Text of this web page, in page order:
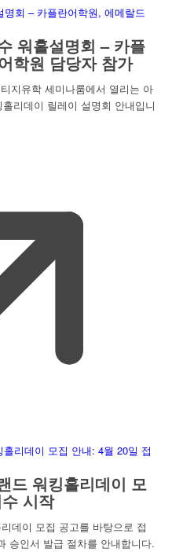
워홀설명회 – 카플
학원 담당자 참가
지유학 세미나룸에서 열리는 아
홀리데이 릴레이 설명회 안내입니
드 워킹홀리데이 모
시작
데이 모집 공고를 바탕으로 접
승인서 발급 절차를 안내합니다.